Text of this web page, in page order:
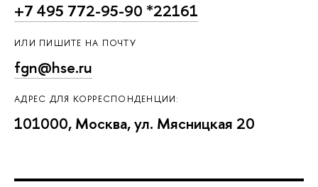
+7 495 772-95-90 *22161
ИЛИ ПИШИТЕ НА ПОЧТУ
fgn@hse.ru
АДРЕС ДЛЯ КОРРЕСПОНДЕНЦИИ:
101000, Москва, ул. Мясницкая 20